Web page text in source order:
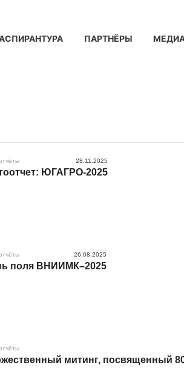
ПАРТНЁРЫ
28.11.2025
ЮГАГРО-2025
26.08.2025
поля ВНИИМК–2025
митинг, посвященный